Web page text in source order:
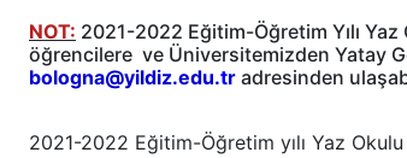
NOT: 2021-2022 Eğitim-Öğretim Yılı
öğrencilere ve Üniversitemizden Yatay
bologna@yildiz.edu.tr adresinden
2021-2022 Eğitim-Öğretim yılı Yaz